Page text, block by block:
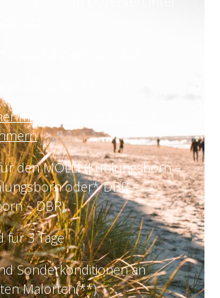
am Sonntag
zum Auftakt
mit allen Dozenten und
den MOLLI (Kühlungsborn –
oder* DBR –
– DBR)
für 3 Tage
Sonderkonditionen an
Malorten(**)